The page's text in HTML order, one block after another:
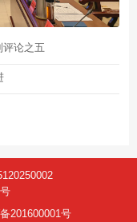
论之五
201600001号